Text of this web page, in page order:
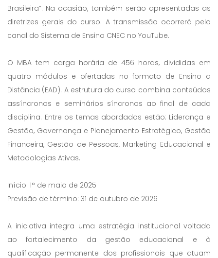
Brasileira”. Na ocasião, também serão apresentadas as
diretrizes gerais do curso. A transmissão ocorrerá pelo
canal do Sistema de Ensino CNEC no YouTube.
O MBA tem carga horária de 456 horas, divididas em
quatro módulos e ofertadas no formato de Ensino a
Distância (EAD). A estrutura do curso combina conteúdos
assíncronos e seminários síncronos ao final de cada
disciplina. Entre os temas abordados estão: Liderança e
Gestão, Governança e Planejamento Estratégico, Gestão
Financeira, Gestão de Pessoas, Marketing Educacional e
Metodologias Ativas.
Início: 1° de maio de 2025
Previsão de término: 31 de outubro de 2026
A iniciativa integra uma estratégia institucional voltada
ao fortalecimento da gestão educacional e à
qualificação permanente dos profissionais que atuam